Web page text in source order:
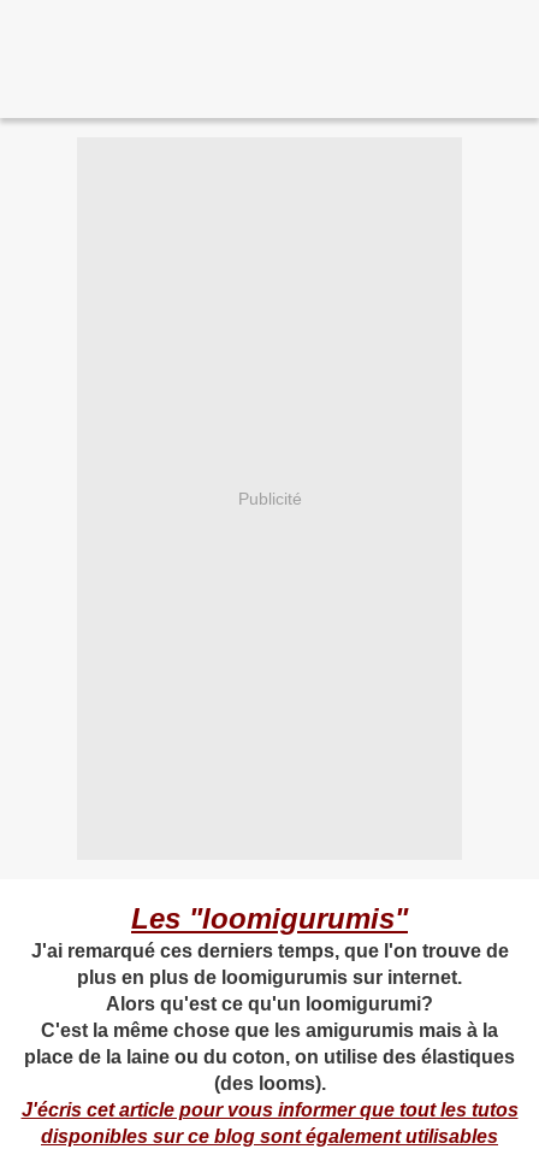
Publicité
Les "loomigurumis"
J'ai remarqué ces derniers temps, que l'on trouve de
plus en plus de loomigurumis sur internet.
Alors qu'est ce qu'un loomigurumi?
C'est la même chose que les amigurumis mais à la
place de la laine ou du coton, on utilise des élastiques
(des looms).
J'écris cet article pour vous informer que tout les tutos
disponibles sur ce blog sont également utilisables